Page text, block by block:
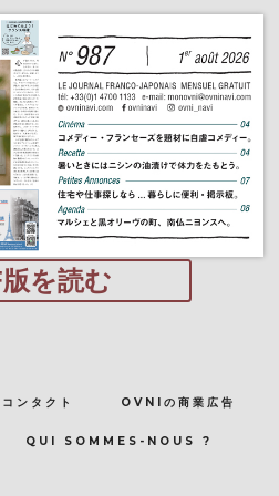
を読む
コンタクト OVNIの商業広告
QUI SOMMES-NOUS ?